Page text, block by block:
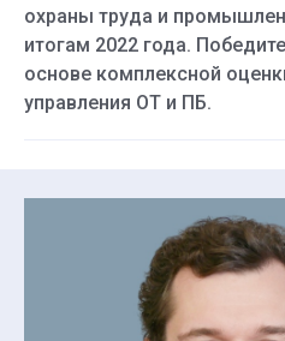
охраны труда и
итогам 2022 года.
основе комплексной
управления ОТ и ПБ.